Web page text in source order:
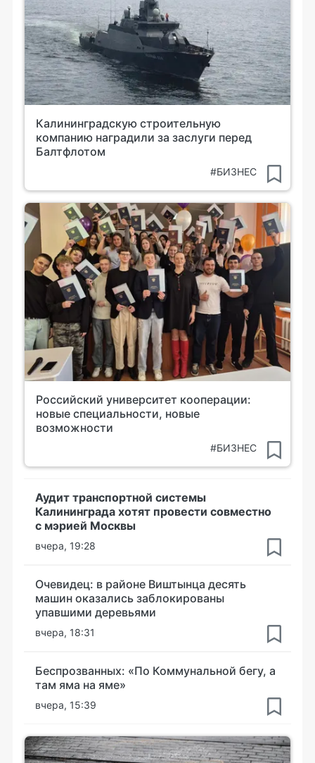
Калининградскую строительную
компанию наградили за заслуги перед
Балтфлотом
#БИЗНЕС
Российский университет кооперации:
новые специальности, новые
возможности
#БИЗНЕС
Аудит транспортной системы
Калининграда хотят провести совместно
с мэрией Москвы
вчера, 19:28
Очевидец: в районе Виштынца десять
машин оказались заблокированы
упавшими деревьями
вчера, 18:31
Беспрозванных: «По Коммунальной бегу, а
там яма на яме»
вчера, 15:39